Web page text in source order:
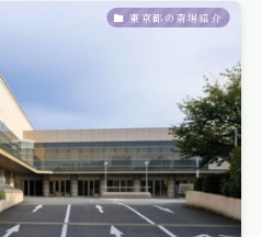
東京都の斎場紹介